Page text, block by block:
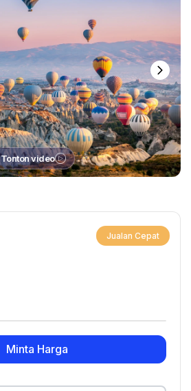
Tonton video
Jualan Cepat
Minta Harga